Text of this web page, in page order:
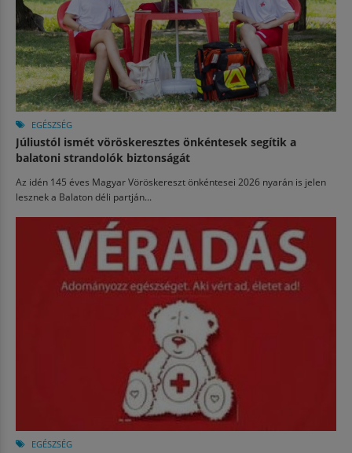
EGÉSZSÉG
Júliustól ismét vöröskeresztes önkéntesek segítik a
balatoni strandolók biztonságát
Az idén 145 éves Magyar Vöröskereszt önkéntesei 2026 nyarán is jelen
lesznek a Balaton déli partján...
EGÉSZSÉG